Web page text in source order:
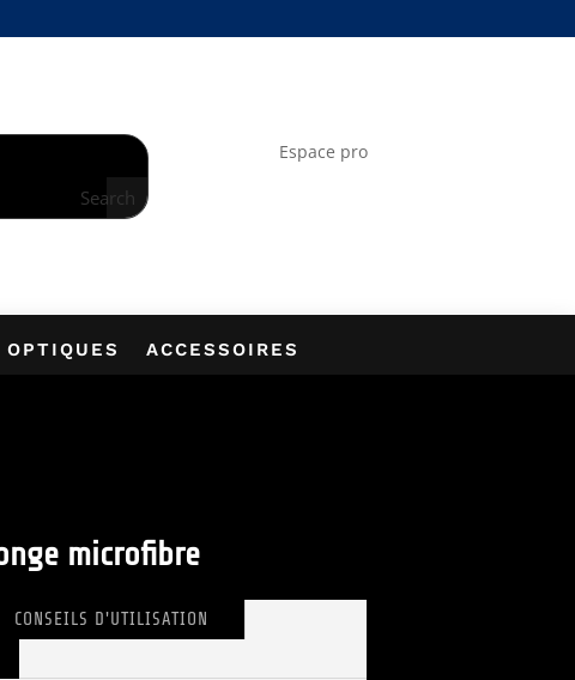
Search
Espace pro
ACCESSOIRES
microfibre
CONSEILS D'UTILISATION